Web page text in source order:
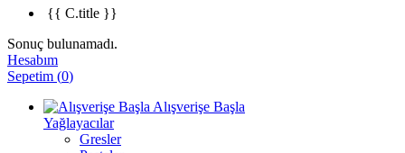
{{ C.title }}
Sonuç bulunamadı.
Hesabım
Sepetim (0)
Alışverişe Başla
Yağlayacılar
Gresler